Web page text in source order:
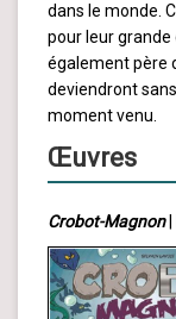
dans le monde.
pour leur grande
également père
deviendront
moment venu.
Œuvres
Crobot-Magnon|